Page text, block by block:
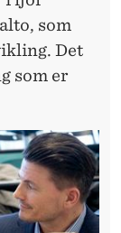
som
Det
som er